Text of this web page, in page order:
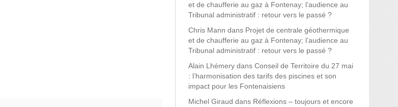
et de chaufferie au gaz à Fontenay; l’audience au
Tribunal administratif : retour vers le passé ?
Chris Mann dans Projet de centrale géothermique
et de chaufferie au gaz à Fontenay; l’audience au
Tribunal administratif : retour vers le passé ?
Alain Lhémery dans Conseil de Territoire du 27 mai
: l’harmonisation des tarifs des piscines et son
impact pour les Fontenaisiens
Michel Giraud dans Réflexions – toujours et encore